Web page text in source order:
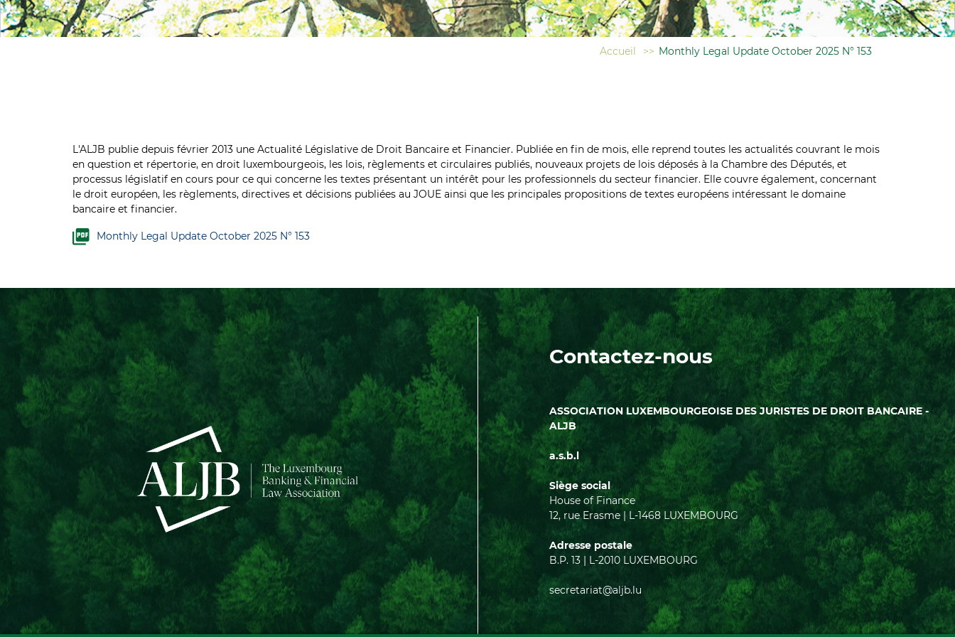
Accueil >> Monthly Legal Update October 2025 N° 153
L'ALJB publie depuis février 2013 une Actualité Législative de Droit Bancaire et Financier. Publiée en fin de mois, elle reprend toutes les actualités couvrant le mois
en question et répertorie, en droit luxembourgeois, les lois, règlements et circulaires publiés, nouveaux projets de lois déposés à la Chambre des Députés, et
processus législatif en cours pour ce qui concerne les textes présentant un intérêt pour les professionnels du secteur financier. Elle couvre également, concernant
le droit européen, les règlements, directives et décisions publiées au JOUE ainsi que les principales propositions de textes européens intéressant le domaine
bancaire et financier.
Monthly Legal Update October 2025 N° 153
Contactez-nous
ASSOCIATION LUXEMBOURGEOISE DES JURISTES DE DROIT BANCAIRE -
ALJB
a.s.b.l
Siège social
House of Finance
12, rue Erasme | L-1468 LUXEMBOURG
Adresse postale
B.P. 13 | L-2010 LUXEMBOURG
secretariat@aljb.lu